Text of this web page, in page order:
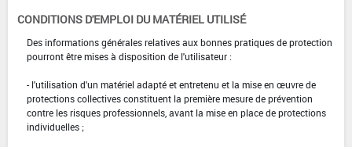
CONDITIONS D'EMPLOI DU MATÉRIEL UTILISÉ
Des informations générales relatives aux bonnes pratiques de protection
pourront être mises à disposition de l'utilisateur :
- l'utilisation d'un matériel adapté et entretenu et la mise en œuvre de
protections collectives constituent la première mesure de prévention
contre les risques professionnels, avant la mise en place de protections
individuelles ;